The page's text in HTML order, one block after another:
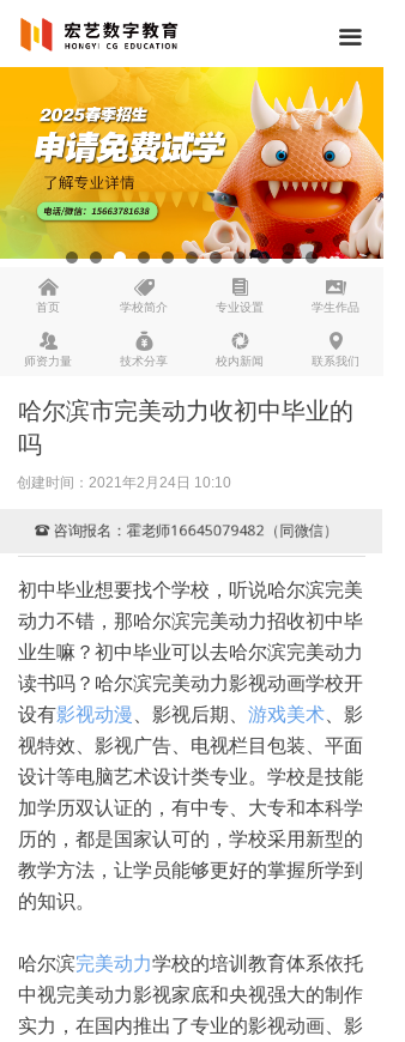
낀
首页
뀄
学校简介
뀴
专业设置
끡
学生作品
뀡
师资力量
낐
技术分享
넆
校内新闻
넹
联系我们
끀
哈尔滨市完美动力收初中毕业的
吗
创建时间： 2021年2月24日 10:10
初中毕业想要找个学校，听说哈尔滨完美
动力不错，那哈尔滨完美动力招收初中毕
业生嘛？初中毕业可以去哈尔滨完美动力
读书吗？哈尔滨完美动力影视动画学校开
设有影视动漫、影视后期、 游戏美术、影
视特效、影视广告、电视栏目包装、平面
设计等电脑艺术设计类专业。学校是技能
加学历双认证的，有中专、大专和本科学
历的，都是国家认可的，学校采用新型的
教学方法，让学员能够更好的掌握所学到
的知识。
哈尔滨完美动力学校的培训教育体系依托
中视完美动力影视家底和央视强大的制作
实力，在国内推出了专业的影视动画、影
뀰 咨询报名：霍老师16645079482（同微信）